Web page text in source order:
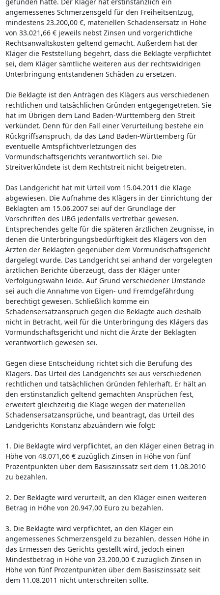
angemessenes Schmerzensgeld für den Freiheitsentzug,
mindestens 23.200,00 €, materiellen Schadensersatz in Höhe
von 33.021,66 € jeweils nebst Zinsen und vorgerichtliche
Rechtsanwaltskosten geltend gemacht. Außerdem hat der
Kläger die Feststellung begehrt, dass die Beklagte verpflichtet
sei, dem Kläger sämtliche weiteren aus der rechtswidrigen
Unterbringung entstandenen Schäden zu ersetzen.
Die Beklagte ist den Anträgen des Klägers aus verschiedenen
rechtlichen und tatsächlichen Gründen entgegengetreten. Sie
hat im Übrigen dem Land Baden-Württemberg den Streit
verkündet. Denn für den Fall einer Verurteilung bestehe ein
Rückgriffsanspruch, da das Land Baden-Württemberg für
eventuelle Amtspflichtverletzungen des
Vormundschaftsgerichts verantwortlich sei. Die
Streitverkündete ist dem Rechtstreit nicht beigetreten.
Das Landgericht hat mit Urteil vom 15.04.2011 die Klage
abgewiesen. Die Aufnahme des Klägers in der Einrichtung der
Beklagten am 15.06.2007 sei auf der Grundlage der
Vorschriften des UBG jedenfalls vertretbar gewesen.
Entsprechendes gelte für die späteren ärztlichen Zeugnisse, in
denen die Unterbringungsbedürftigkeit des Klägers von den
Ärzten der Beklagten gegenüber dem Vormundschaftsgericht
dargelegt wurde. Das Landgericht sei anhand der vorgelegten
ärztlichen Berichte überzeugt, dass der Kläger unter
Verfolgungswahn leide. Auf Grund verschiedener Umstände
sei auch die Annahme von Eigen- und Fremdgefährdung
berechtigt gewesen. Schließlich komme ein
Schadensersatzanspruch gegen die Beklagte auch deshalb
nicht in Betracht, weil für die Unterbringung des Klägers das
Vormundschaftsgericht und nicht die Ärzte der Beklagten
verantwortlich gewesen sei.
Gegen diese Entscheidung richtet sich die Berufung des
Klägers. Das Urteil des Landgerichts sei aus verschiedenen
rechtlichen und tatsächlichen Gründen fehlerhaft. Er hält an
den erstinstanzlich geltend gemachten Ansprüchen fest,
erweitert gleichzeitig die Klage wegen der materiellen
Schadensersatzansprüche, und beantragt, das Urteil des
Landgerichts Konstanz abzuändern wie folgt:
1. Die Beklagte wird verpflichtet, an den Kläger einen Betrag in
Höhe von 48.071,66 € zuzüglich Zinsen in Höhe von fünf
Prozentpunkten über dem Basiszinssatz seit dem 11.08.2010
zu bezahlen.
2. Der Beklagte wird verurteilt, an den Kläger einen weiteren
Betrag in Höhe von 20.947,00 Euro zu bezahlen.
3. Die Beklagte wird verpflichtet, an den Kläger ein
angemessenes Schmerzensgeld zu bezahlen, dessen Höhe in
das Ermessen des Gerichts gestellt wird, jedoch einen
Mindestbetrag in Höhe von 23.200,00 € zuzüglich Zinsen in
Höhe von fünf Prozentpunkten über dem Basiszinssatz seit
dem 11.08.2011 nicht unterschreiten sollte.